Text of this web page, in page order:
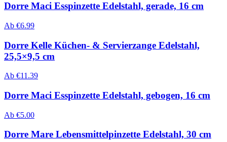
Dorre Maci Esspinzette Edelstahl, gerade, 16 cm
Ab €6.99
Dorre Kelle Küchen- & Servierzange Edelstahl,
25,5×9,5 cm
Ab €11.39
Dorre Maci Esspinzette Edelstahl, gebogen, 16 cm
Ab €5.00
Dorre Mare Lebensmittelpinzette Edelstahl, 30 cm